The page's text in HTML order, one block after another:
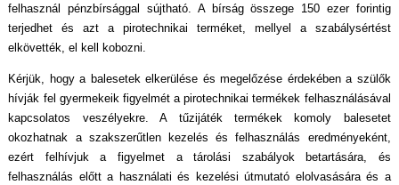
felhasznál pénzbírsággal sújtható. A bírság összege 150 ezer forintig
terjedhet és azt a pirotechnikai terméket, mellyel a szabálysértést
elkövették, el kell kobozni.
Kérjük, hogy a balesetek elkerülése és megelőzése érdekében a szülők
hívják fel gyermekeik figyelmét a pirotechnikai termékek felhasználásával
kapcsolatos veszélyekre. A tűzijáték termékek komoly balesetet
okozhatnak a szakszerűtlen kezelés és felhasználás eredményeként,
ezért felhívjuk a figyelmet a tárolási szabályok betartására, és
felhasználás előtt a használati és kezelési útmutató elolvasására és a